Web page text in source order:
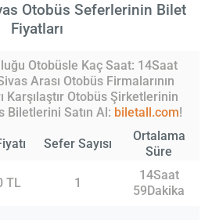
Otobüs Seferlerinin Bilet
Fiyatları
Otobüsle Kaç Saat: 14Saat
Arası Otobüs Firmalarının
Karşılaştır Otobüs Şirketlerinin
Biletlerini Satın Al: biletall.com!
Sefer Sayısı
Ortalama
Süre
TL 1
14Saat
59Dakika